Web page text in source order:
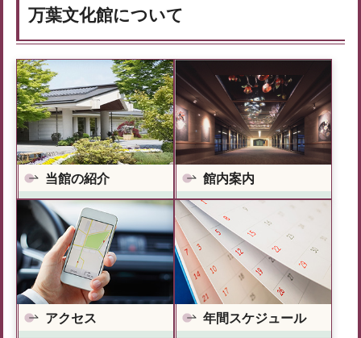
万葉文化館について
当館の紹介 館内案内
アクセス 年間スケジュール